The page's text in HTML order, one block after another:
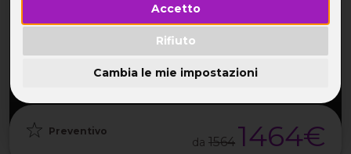
Accetto
Rifiuto
Cambia le mie impostazioni
06 Set
Preventivo
da 1564 1464€